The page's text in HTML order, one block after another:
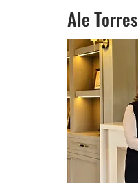
Ale Torres